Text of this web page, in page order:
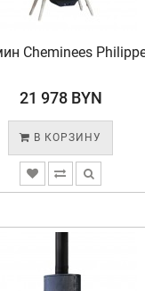
Cheminees
21 978 BYN
В КОРЗИНУ